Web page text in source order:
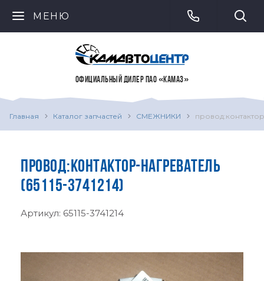
МЕНЮ
ОФИЦИАЛЬНЫЙ ДИЛЕР ПАО «КАМАЗ»
Главная Каталог запчастей СМЕЖНИКИ
ПРОВОД:КОНТАКТОР-НАГРЕВАТЕЛЬ
(65115-3741214)
Артикул: 65115-3741214